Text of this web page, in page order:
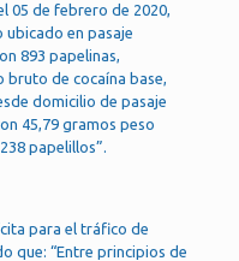
05 de febrero de 2020,
ubicado en pasaje
893 papelinas,
bruto de cocaína base,
domicilio de pasaje
45,79 gramos peso
papelillos”.
para el tráfico de
que: “Entre principios de